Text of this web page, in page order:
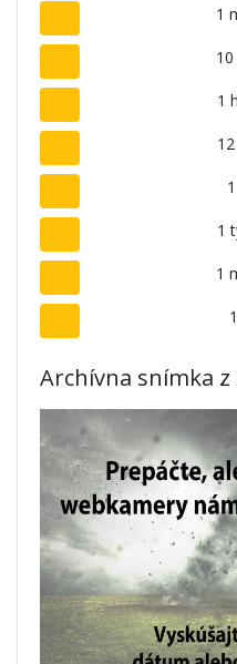
1
1
1
1
Archívna snímka z